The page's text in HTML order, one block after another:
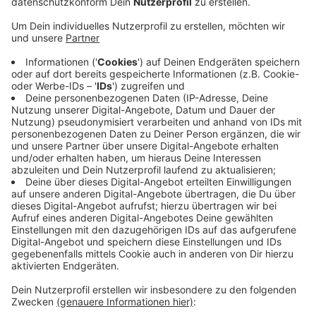
Anzeige
Dort, wo die Stadt mit eigener Küche in den Kitas für
das Mittagessen sorgt, wird der Beitrag für den Monat
April ebenfalls ausgesetzt. Der Elternbeitrag für die
Kitabetreuung muss erst mal weitergezahlt werden.
Hier soll aber noch eine landesweite Lösung gefunden
werden. Auch auf Bundesebene wird es Hilfe für Eltern
geben. Wer wegen Schul- und Kitaschließungen
zuhause bleiben muss und dadurch Einkommen verliert,
soll Anspruch auf Entschädigung vom Staat
bekommen. Die Regelung ist Teil eines bundesweiten
Maßnahmenpakets.